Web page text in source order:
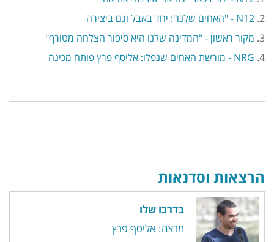
2. N12 - "האחים שלנו": יחד באבל וגם ביצירה
3. מקור ראשון - "המדינה שלנו היא סיפור הצלחה מטורף"
4. NRG - מורשת האחים שנפלו: אליסף פרץ פותח מכינה
הרצאות וסדנאות
בדרכו שלו
מרצה: אליסף פרץ